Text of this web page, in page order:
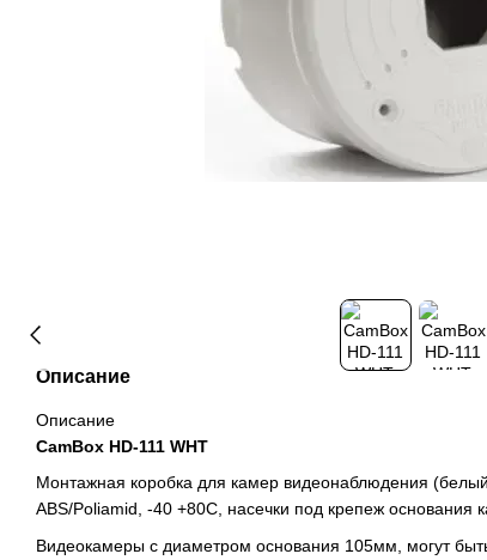
Описание
Описание
CamBox HD-111 WHT
Монтажная коробка для камер видеонаблюдения
ABS/Poliamid, -40 +80С, насечки под крепеж основания
Видеокамеры c диаметром основания 105мм, могут